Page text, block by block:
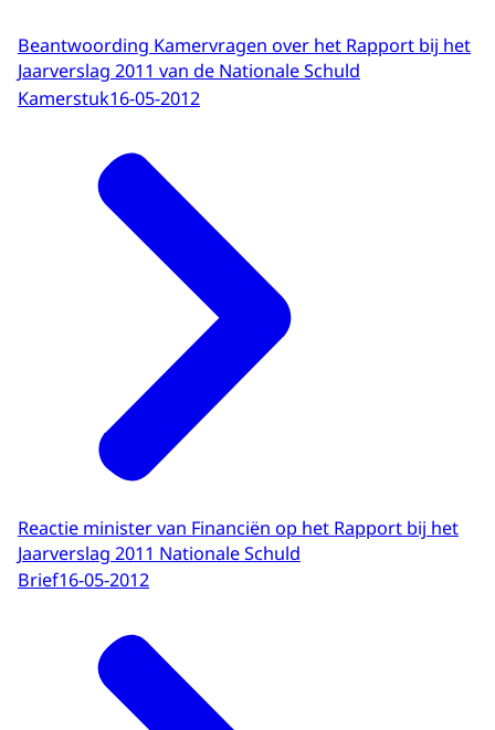
Beantwoording Kamervragen over het Rapport bij het
Jaarverslag 2011 van de Nationale Schuld
Kamerstuk16-05-2012
Reactie minister van Financiën op het Rapport bij het
Jaarverslag 2011 Nationale Schuld
Brief16-05-2012